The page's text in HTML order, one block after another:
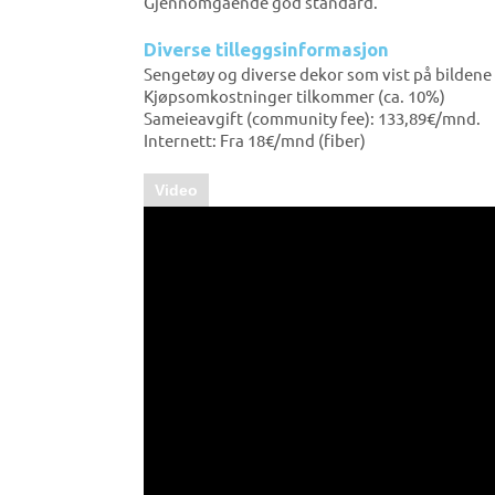
Diverse tilleggsinformasjon
Sengetøy og diverse dekor som vist på
Kjøpsomkostninger tilkommer (ca. 10%)
Sameieavgift (community fee): 133,89€/mnd.
Internett: Fra 18€/mnd (fiber)
Video